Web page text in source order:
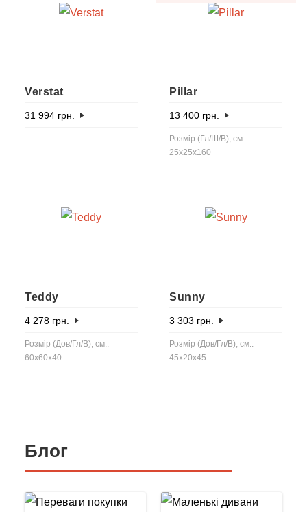
Verstat
31 994 грн.
Pillar
13 400 грн.
Розмір (Гл/Ш/В), см.:
25x25x160
Teddy
4 278 грн.
Розмір (Дов/Гл/В), см.:
60x60x40
Sunny
3 303 грн.
Розмір (Дов/Гл/В), см.:
45x20x45
Блог